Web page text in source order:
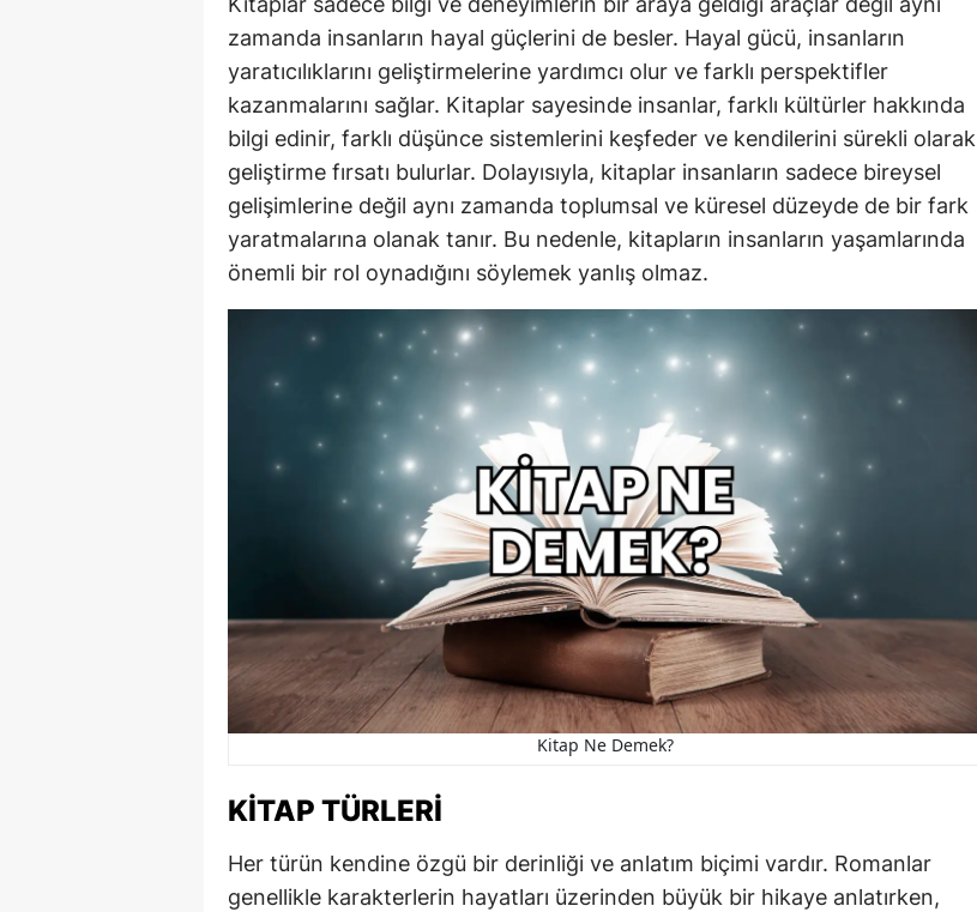
zamanda insanların hayal güçlerini de besler. Hayal gücü, insanların
yaratıcılıklarını geliştirmelerine yardımcı olur ve farklı perspektifler
kazanmalarını sağlar. Kitaplar sayesinde insanlar, farklı kültürler hakkında
bilgi edinir, farklı düşünce sistemlerini keşfeder ve kendilerini sürekli olarak
geliştirme fırsatı bulurlar. Dolayısıyla, kitaplar insanların sadece bireysel
gelişimlerine değil aynı zamanda toplumsal ve küresel düzeyde de bir fark
yaratmalarına olanak tanır. Bu nedenle, kitapların insanların yaşamlarında
önemli bir rol oynadığını söylemek yanlış olmaz.
Kitap Ne Demek?
KITAP TÜRLERI
Her türün kendine özgü bir derinliği ve anlatım biçimi vardır. Romanlar
genellikle karakterlerin hayatları üzerinden büyük bir hikaye anlatırken,